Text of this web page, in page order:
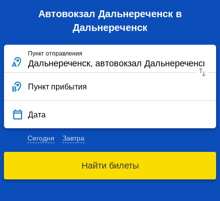
Автовокзал Дальнереченск в
Дальнереченск
Пункт отправления
Пункт прибытия
Дата
Сегодня Завтра
Найти билеты